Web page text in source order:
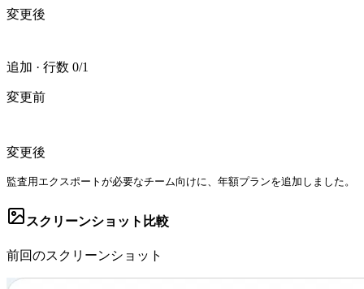
変更後
追加 · 行数 0/1
変更前
変更後
監査用エクスポートが必要なチーム向けに、年額プランを追加しました。
スクリーンショット比較
前回のスクリーンショット